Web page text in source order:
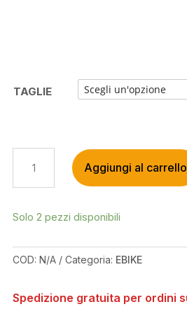
TAGLIE
ELYTE
EVO
WORKS
QUANTITÀ
Aggiungi al carrello
Solo 2 pezzi disponibili
COD: N/A Categoria: EBIKE
Spedizione gratuita per ordini